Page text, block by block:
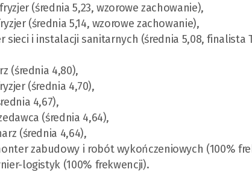
(średnia 5,23, wzorowe zachowanie),
(średnia 5,14, wzorowe zachowanie),
i instalacji sanitarnych (średnia 5,08, finalista
(średnia 4,80),
(średnia 4,70),
4,67),
(średnia 4,64),
(średnia 4,64),
zabudowy i robót wykończeniowych (100%
logistyk (100% frekwencji).